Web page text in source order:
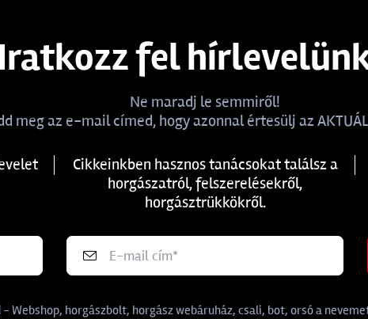
Iratkozz fel
Ne maradj le semmiről!
meg az e-mail címed, hogy azonnal értesülj az
Cikkeinkben hasznos tanácsokat találsz a
horgászatról, felszerelésekről,
horgásztrükkökről.
Webshop, horgászbolt, horgász webáruház, csali, bot, orsó a